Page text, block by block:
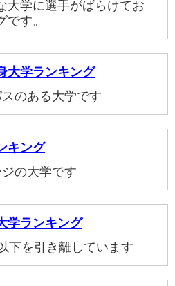
大学に選手がばらけてお
す。
大学ランキング
のある大学です
キング
の大学です
学ランキング
下を引き離しています